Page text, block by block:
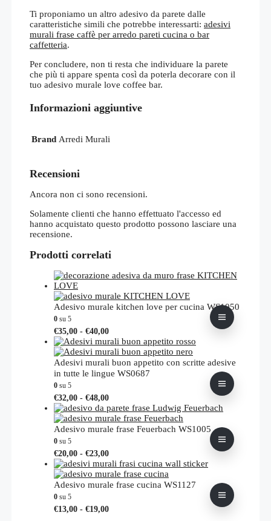
Ti proponiamo un altro adesivo da parete dalle
caratteristiche simili che potrebbe interessarti: adesivi
murali frase caffè per arredo pareti cucina o bar
caffetteria.
Per concludere, non ti resta che individuare la parete
che più ti appare spenta così da poterla decorare con il
tuo adesivo murale love coffee bar.
Informazioni aggiuntive
Brand Arredi Murali
Recensioni
Ancora non ci sono recensioni.
Solamente clienti che hanno effettuato l'accesso ed
hanno acquistato questo prodotto possono lasciare una
recensione.
Prodotti correlati
Adesivo murale kitchen love per cucina WS1050
0 su 5
€35,00 - €40,00Fascia
di
prezzo:
da
€35,00
a
Questo
prodotto
ha
più
varianti.
possono
essere
scelte
nella
del
prodotto
Adesivi murali buon appetito con scritte adesive
in tutte le lingue WS0687
0 su 5
€32,00 - €48,00Fascia
di
prezzo:
da
€48,00
Questo
prodotto
ha
più
opzioni
possono
essere
scelte
pagina
Adesivo murale frase Feuerbach WS1005
0 su 5
€20,00 - €23,00Fascia
di
prezzo:
da
€23,00
Questo
prodotto
ha
più
Adesivo murale frase cucina WS1127
0 su 5
€13,00 - €19,00Fascia
Questo